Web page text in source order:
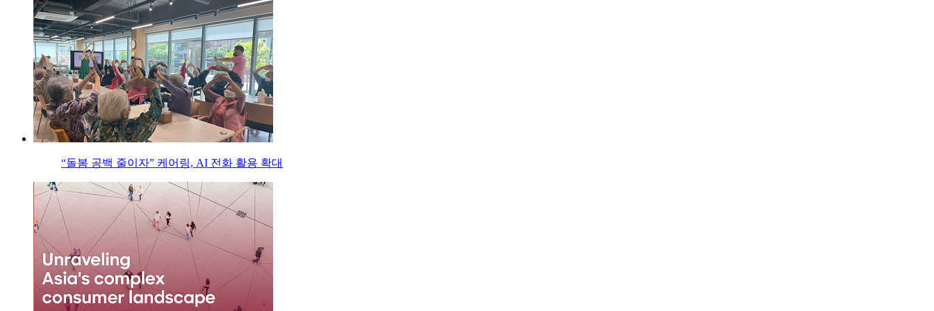
“돌봄 공백 줄이자” 케어링, AI 전화 활용 확대